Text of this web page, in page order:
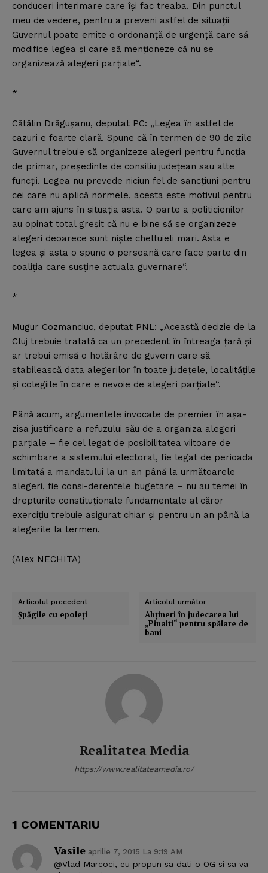
conduceri interimare care îşi fac treaba. Din punctul
meu de vedere, pentru a preveni astfel de situaţii
Guvernul poate emite o ordonanţă de urgenţă care să
modifice legea şi care să menţioneze că nu se
organizează alegeri parţiale“.
*
Cătălin Drăguşanu, deputat PC: „Legea în astfel de
cazuri e foarte clară. Spune că în termen de 90 de zile
Guvernul trebuie să organizeze alegeri pentru funcţia
de primar, preşedinte de consiliu judeţean sau alte
funcţii. Legea nu prevede niciun fel de sancţiuni pentru
cei care nu aplică normele, acesta este motivul pentru
care am ajuns în situaţia asta. O parte a politicienilor
au opinat total greşit că nu e bine să se organizeze
alegeri deoarece sunt nişte cheltuieli mari. Asta e
legea şi asta o spune o persoană care face parte din
coaliţia care susţine actuala guvernare“.
*
Mugur Cozmanciuc, deputat PNL: „Această decizie de la
Cluj trebuie tratată ca un precedent în întreaga ţară şi
ar trebui emisă o hotărâre de guvern care să
stabilească data alegerilor în toate judeţele, localităţile
şi colegiile în care e nevoie de alegeri parţiale“.
Până acum, argumentele invocate de premier în aşa-
zisa justificare a refuzului său de a organiza alegeri
parţiale – fie cel legat de posibilitatea viitoare de
schimbare a sistemului electoral, fie legat de perioada
limitată a mandatului la un an până la următoarele
alegeri, fie consi-derentele bugetare – nu au temei în
drepturile constituţionale fundamentale al căror
exerciţiu trebuie asigurat chiar şi pentru un an până la
alegerile la termen.
(Alex NECHITA)
Articolul precedent
Şpăgile cu epoleţi
Articolul următor
Abţineri în judecarea lui
„Pinalti“ pentru spălare de
bani
Realitatea Media
https://www.realitateamedia.ro/
1 COMENTARIU
Vasile aprilie 7, 2015 La 9:19 AM
@Vlad Marcoci, eu propun sa dati o OG si sa va